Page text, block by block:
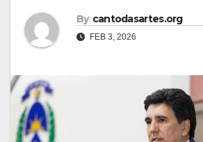
By cantodasartes.org
FEB 3, 2026